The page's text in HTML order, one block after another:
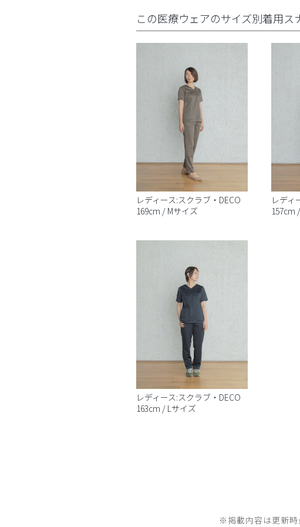
この医療ウェアのサイズ別着用ス
レディース:スクラブ・DECO
169cm / Mサイズ
レディ
157cm
レディース:スクラブ・DECO
163cm / Lサイズ
※掲載内容は更新時